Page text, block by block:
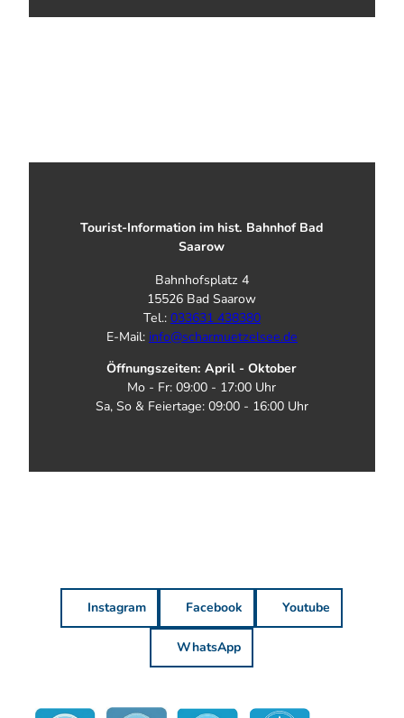
Tourist-Information im hist. Bahnhof Bad
Saarow
Bahnhofsplatz 4
15526 Bad Saarow
Tel.: 033631 438380
E-Mail: info@scharmuetzelsee.de
Öffnungszeiten: April - Oktober
Mo - Fr: 09:00 - 17:00 Uhr
Sa, So & Feiertage: 09:00 - 16:00 Uhr
Instagram Facebook Youtube
WhatsApp